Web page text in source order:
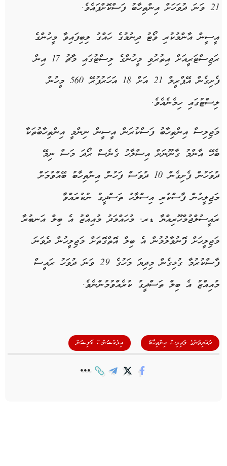
21 ވަނަ ދުވަހަށް އިންތިހާބު ފަސްކޮށްފައެވެ.
އީސީން އާންމުކުރި ވޯޓު ދިނުމުގެ ހައްގު ލިބިފައިވާ މީހުންގެ
ރަޖިސްޓަރީއަށް އިތުރުވި މީހުންގެ ލިސްޓުގައި މާޗު 17 އިން
ފެށިގެން އޭޕްރީލް 21 އަށް 18 އަހަރުފުރޭ 560 މީހުން
ލިސްޓުގައި ހިމެނެއެވެ.
މަޖިލިސް އިންތިހާބު ފަސްކުރަން އީސީން ނިންމީ އިންތިހާބުތަކާ
ބެހޭ އާންމު ގާނޫނަށް އިސްލާހު ގެނެސް ރޯދަ މަސް ނިމޭ
ދުވަހުން ފެށިގެން 10 ދުވަސް ފަހުން އިންތިހާބު ބޭއްވުމަށް
މަޖިލީހުން ފާސްކުރި އިސްލާހު ތަސްދީގު ނުކުރައްވާ
ރައީސުލްޖުމްހޫރިއްޔާ ޑރ. މުހައްމަދު މުއިއްޒު އެ ބިލް އަނބުރާ
މަޖިލީހަށް ފޮނުވާލުމުން އެ ބިލް އޮތްގޮތަށް މަޖިލީހުން ދެވަނަ
ފާސްކުރުމާ ގުޅިގެން މިދިޔަ މަހުގެ 29 ވަނަ ދުވަހު ރައީސް
މުއިއްޒު އެ ބިލް ތަސްދީގު ކުރެއްވުމުންނެވެ.
ރައްޔިތުންގެ މަޖިލިސް އިންތިޚާބު އިލެކްޝަންސް ކޮމިޝަން